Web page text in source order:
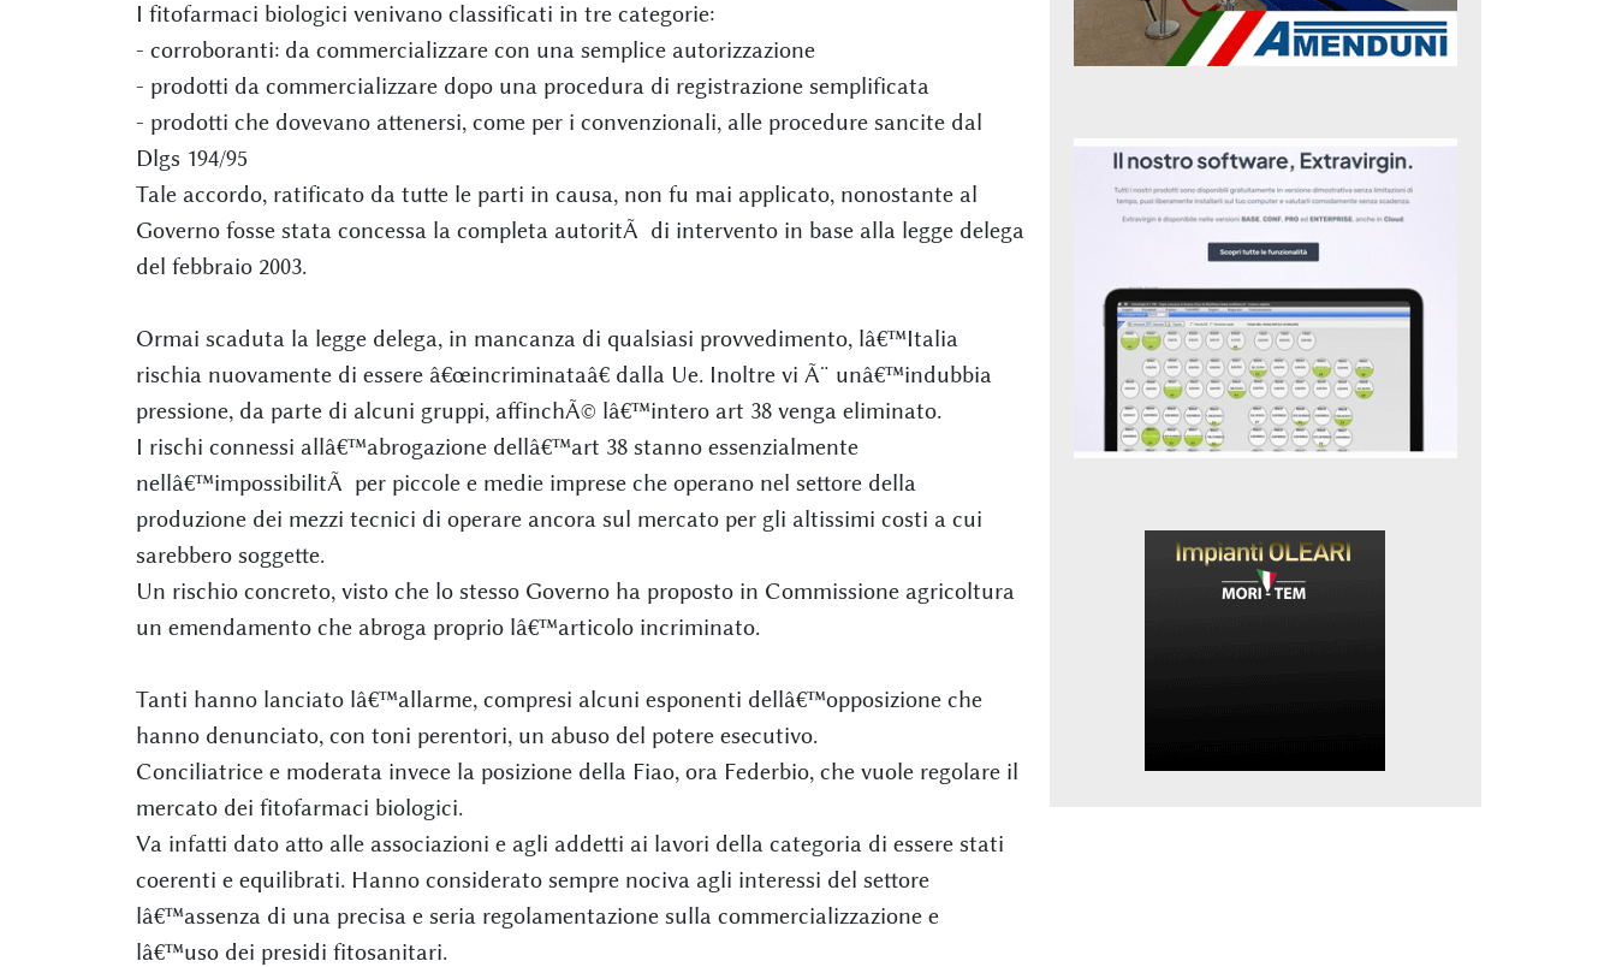
I fitofarmaci biologici venivano classificati in tre categorie:
- corroboranti: da commercializzare con una semplice autorizzazione
- prodotti da commercializzare dopo una procedura di registrazione semplificata
- prodotti che dovevano attenersi, come per i convenzionali, alle procedure sancite dal
Dlgs 194/95
Tale accordo, ratificato da tutte le parti in causa, non fu mai applicato, nonostante al
Governo fosse stata concessa la completa autoritÃ di intervento in base alla legge delega
del febbraio 2003.
Ormai scaduta la legge delega, in mancanza di qualsiasi provvedimento, lâ€™Italia
rischia nuovamente di essere â€œincriminataâ€ dalla Ue. Inoltre vi Ã¨ unâ€™indubbia
pressione, da parte di alcuni gruppi, affinchÃ© lâ€™intero art 38 venga eliminato.
I rischi connessi allâ€™abrogazione dellâ€™art 38 stanno essenzialmente
nellâ€™impossibilitÃ per piccole e medie imprese che operano nel settore della
produzione dei mezzi tecnici di operare ancora sul mercato per gli altissimi costi a cui
sarebbero soggette.
Un rischio concreto, visto che lo stesso Governo ha proposto in Commissione agricoltura
un emendamento che abroga proprio lâ€™articolo incriminato.
Tanti hanno lanciato lâ€™allarme, compresi alcuni esponenti dellâ€™opposizione che
hanno denunciato, con toni perentori, un abuso del potere esecutivo.
Conciliatrice e moderata invece la posizione della Fiao, ora Federbio, che vuole regolare il
mercato dei fitofarmaci biologici.
Va infatti dato atto alle associazioni e agli addetti ai lavori della categoria di essere stati
coerenti e equilibrati. Hanno considerato sempre nociva agli interessi del settore
lâ€™assenza di una precisa e seria regolamentazione sulla commercializzazione e
lâ€™uso dei presidi fitosanitari.